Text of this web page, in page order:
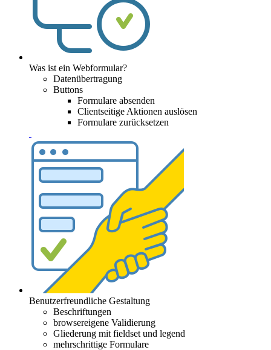
Was ist ein Webformular?
Datenübertragung
Buttons
Formulare absenden
Clientseitige Aktionen auslösen
Formulare zurücksetzen
Benutzerfreundliche Gestaltung
Beschriftungen
browsereigene Validierung
Gliederung mit fieldset und legend
mehrschrittige Formulare